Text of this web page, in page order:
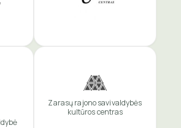
Zarasų rajono savivaldybės
kultūros centras